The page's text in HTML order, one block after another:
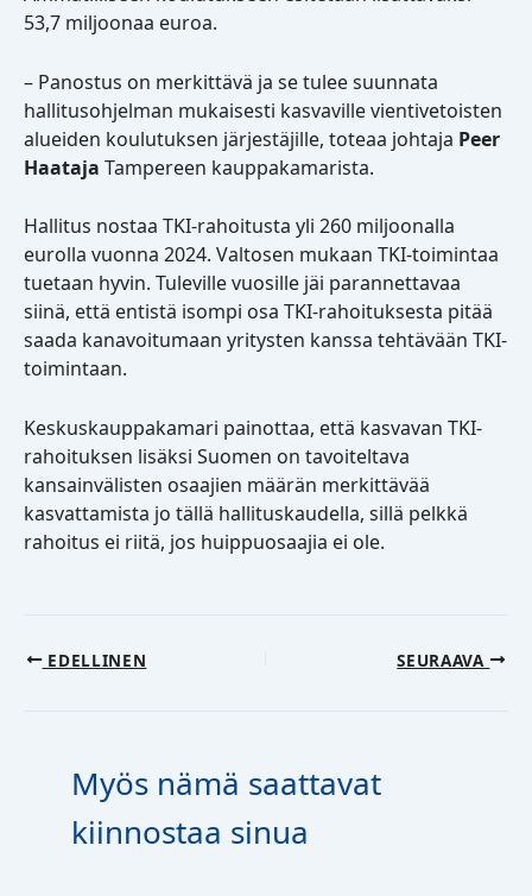
53,7 miljoonaa euroa.
– Panostus on merkittävä ja se tulee suunnata
hallitusohjelman mukaisesti kasvaville vientivetoisten
alueiden koulutuksen järjestäjille, toteaa johtaja Peer
Haataja Tampereen kauppakamarista.
Hallitus nostaa TKI-rahoitusta yli 260 miljoonalla
eurolla vuonna 2024. Valtosen mukaan TKI-toimintaa
tuetaan hyvin. Tuleville vuosille jäi parannettavaa
siinä, että entistä isompi osa TKI-rahoituksesta pitää
saada kanavoitumaan yritysten kanssa tehtävään TKI-
toimintaan.
Keskuskauppakamari painottaa, että kasvavan TKI-
rahoituksen lisäksi Suomen on tavoiteltava
kansainvälisten osaajien määrän merkittävää
kasvattamista jo tällä hallituskaudella, sillä pelkkä
rahoitus ei riitä, jos huippuosaajia ei ole.
EDELLINEN SEURAAVA
Myös nämä saattavat
kiinnostaa sinua